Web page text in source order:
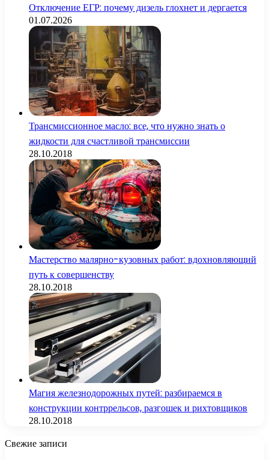
Отключение ЕГР: почему дизель глохнет и дергается
01.07.2026
Трансмиссионное масло: все, что нужно знать о
жидкости для счастливой трансмиссии
28.10.2018
Мастерство малярно-кузовных работ: вдохновляющий
путь к совершенству
28.10.2018
Магия железнодорожных путей: разбираемся в
конструкции контррельсов, разгошек и рихтовщиков
28.10.2018
Свежие записи